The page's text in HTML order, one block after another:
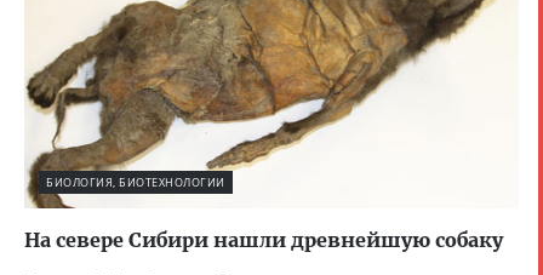
БИОЛОГИЯ, БИОТЕХНОЛОГИИ
На севере Сибири нашли древнейшую собаку